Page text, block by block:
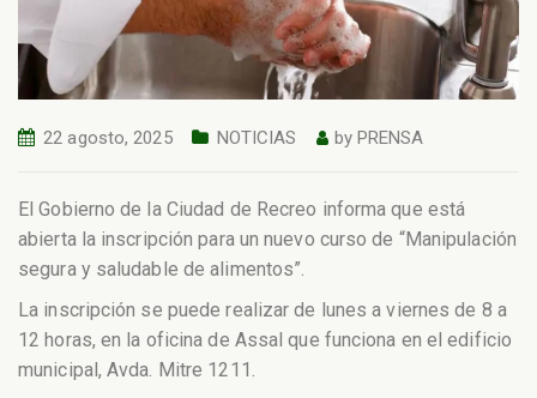
22 agosto, 2025 NOTICIAS by PRENSA
El Gobierno de la Ciudad de Recreo informa que está
abierta la inscripción para un nuevo curso de “Manipulación
segura y saludable de alimentos”.
La inscripción se puede realizar de lunes a viernes de 8 a
12 horas, en la oficina de Assal que funciona en el edificio
municipal, Avda. Mitre 1211.